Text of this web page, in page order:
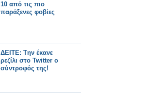
10 από τις πιο
παράξενες φοβίες
ΔΕΙΤΕ: Tην έκανε
ρεζίλι στο Twitter ο
σύντροφός της!